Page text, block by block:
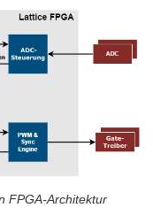
FPGA-Architektur